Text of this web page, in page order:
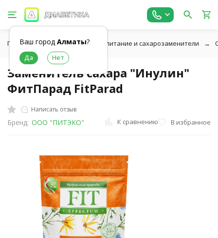
Ваш город Алматы?
Главная Низкоуглеводное питание и сахарозаменители
Заменитель сахара "Инулин"
ФитПарад FitParad
Написать отзыв
Бренд: ООО "ПИТЭКО" К сравнению В избранное